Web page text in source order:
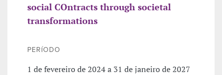
social COntracts through societal
transformations
PERÍODO
1 de fevereiro de 2024 a 31 de janeiro de 2027